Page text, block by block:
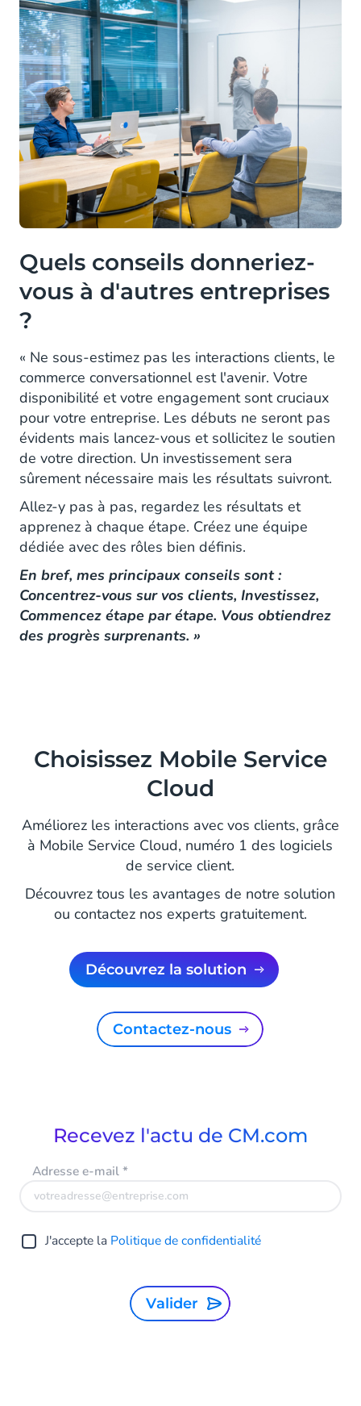
Quels conseils donneriez-
vous à d'autres entreprises
?
« Ne sous-estimez pas les interactions clients, le
commerce conversationnel est l'avenir. Votre
disponibilité et votre engagement sont cruciaux
pour votre entreprise. Les débuts ne seront pas
évidents mais lancez-vous et sollicitez le soutien
de votre direction. Un investissement sera
sûrement nécessaire mais les résultats suivront.
Allez-y pas à pas, regardez les résultats et
apprenez à chaque étape. Créez une équipe
dédiée avec des rôles bien définis.
En bref, mes principaux conseils sont :
Concentrez-vous sur vos clients, Investissez,
Commencez étape par étape. Vous obtiendrez
des progrès surprenants. »
Choisissez Mobile Service
Cloud
Améliorez les interactions avec vos clients, grâce
à Mobile Service Cloud, numéro 1 des logiciels
de service client.
Découvrez tous les avantages de notre solution
ou contactez nos experts gratuitement.
Découvrez la solution
Contactez-nous
Recevez l'actu de CM.com
Adresse e-mail*
J'accepte la Politique de confidentialité
Valider